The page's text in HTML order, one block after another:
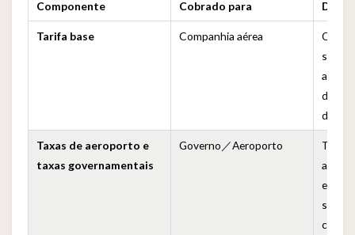
Componente Cobrado para
Tarifa base Companhia aérea
O
si,
Taxas de aeroporto e
taxas governamentais
Governo／Aeroporto
Tarifa